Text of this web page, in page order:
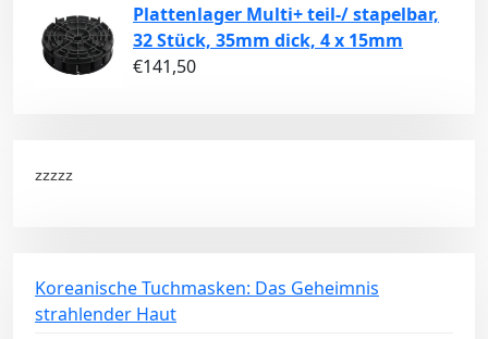
Plattenlager Multi+ teil-/ stapelbar,
32 Stück, 35mm dick, 4 x 15mm
€141,50
zzzzz
Koreanische Tuchmasken: Das Geheimnis
strahlender Haut